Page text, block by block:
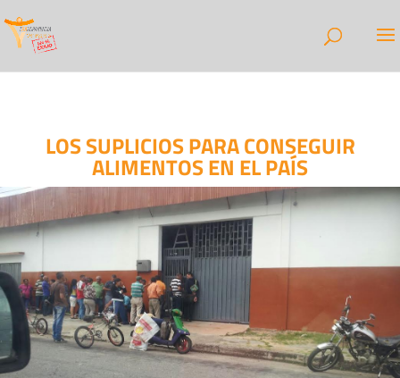
LOS SUPLICIOS PARA CONSEGUIR
ALIMENTOS EN EL PAÍS